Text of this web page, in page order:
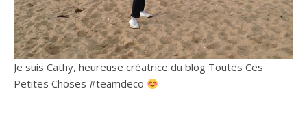
Je suis Cathy, heureuse créatrice du blog Toutes Ces
Petites Choses #teamdeco